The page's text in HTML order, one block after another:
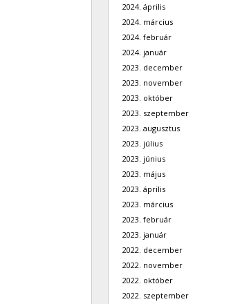
2024. április
2024. március
2024. február
2024. január
2023. december
2023. november
2023. október
2023. szeptember
2023. augusztus
2023. július
2023. június
2023. május
2023. április
2023. március
2023. február
2023. január
2022. december
2022. november
2022. október
2022. szeptember